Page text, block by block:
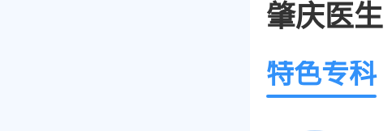
肇庆医生
特色专科